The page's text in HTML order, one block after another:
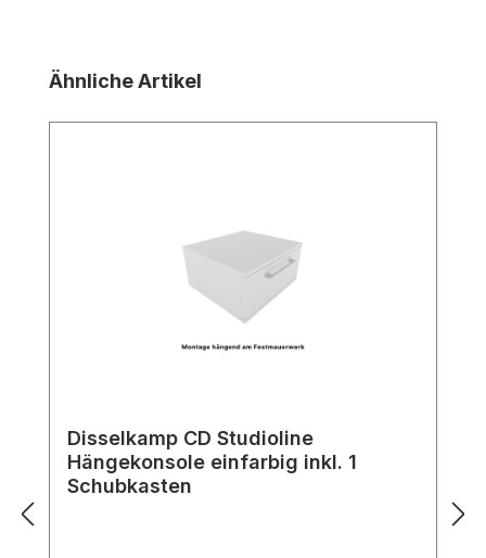
Produktgalerie überspringen
Ähnliche Artikel
Disselkamp CD Studioline
Hängekonsole einfarbig inkl. 1
Schubkasten